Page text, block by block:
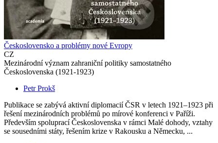
Československo a problémy nové Evropy
CZ
Mezinárodní význam zahraniční politiky samostatného
Československa (1921-1923)
Petr Prokš
Publikace se zabývá aktivní diplomacií ČSR v letech 1921–1923 při
řešení mezinárodních problémů po mírové konferenci v Paříži.
Především spoluprací Československa v rámci Malé dohody, vztahy
se sousedními státy, řešením krize v Rakousku a Německu, ...